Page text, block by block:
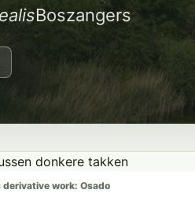
Boszangers
work: Osado